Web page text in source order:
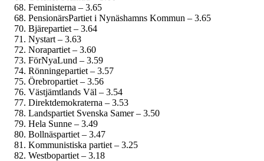
Feministerna – 3.65
PensionärsPartiet i Nynäshamns Kommun – 3.65
Bjärepartiet – 3.64
Nystart – 3.63
Norapartiet – 3.60
FörNyaLund – 3.59
Rönningepartiet – 3.57
Örebropartiet – 3.56
Västjämtlands Väl – 3.54
Direktdemokraterna – 3.53
Landspartiet Svenska Samer – 3.50
Hela Sunne – 3.49
Bollnäspartiet – 3.47
Kommunistiska partiet – 3.25
Westbopartiet – 3.18